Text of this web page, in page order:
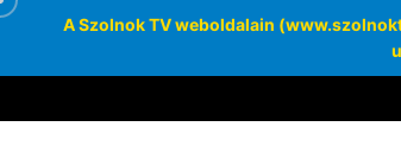
A Szolnok TV weboldalain
to